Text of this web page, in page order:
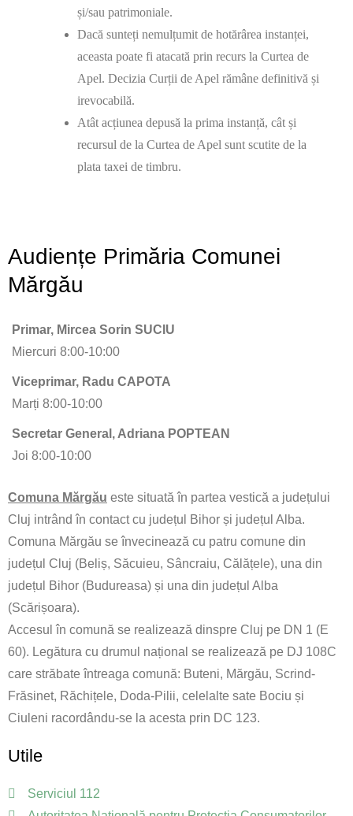
și/sau patrimoniale.
Dacă sunteți nemulțumit de hotărârea instanței,
aceasta poate fi atacată prin recurs la Curtea de
Apel. Decizia Curții de Apel rămâne definitivă și
irevocabilă.
Atât acțiunea depusă la prima instanță, cât și
recursul de la Curtea de Apel sunt scutite de la
plata taxei de timbru.
Audiențe Primăria Comunei
Mărgău
Primar, Mircea Sorin SUCIU
Miercuri 8:00-10:00
Viceprimar, Radu CAPOTA
Marți 8:00-10:00
Secretar General, Adriana POPTEAN
Joi 8:00-10:00
Comuna Mărgău este situată în partea vestică a județului
Cluj intrând în contact cu județul Bihor și județul Alba.
Comuna Mărgău se învecinează cu patru comune din
județul Cluj (Beliș, Săcuieu, Sâncraiu, Călățele), una din
județul Bihor (Budureasa) și una din județul Alba
(Scărișoara).
Accesul în comună se realizează dinspre Cluj pe DN 1 (E
60). Legătura cu drumul național se realizează pe DJ 108C
care străbate întreaga comună: Buteni, Mărgău, Scrind-
Frăsinet, Răchițele, Doda-Pilii, celelalte sate Bociu și
Ciuleni racordându-se la acesta prin DC 123.
Utile
Serviciul 112